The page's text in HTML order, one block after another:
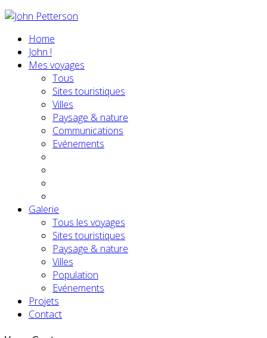
Home
John !
Mes voyages
Tous
Sites touristiques
Villes
Paysage & nature
Communications
Evénements
Galerie
Tous les voyages
Sites touristiques
Paysage & nature
Villes
Population
Evénements
Projets
Contact